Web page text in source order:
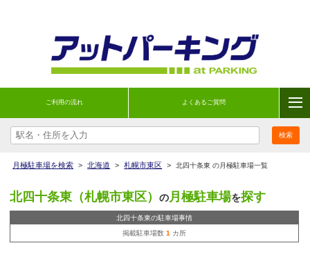
ご利用の流れ よくあるご質問
月極駐車場を検索 > 北海道 > 札幌市東区 > 北四十条東 の月極駐車場一覧
北四十条東（札幌市東区） の月極駐車場を探す
北四十条東の駐車場事情
掲載駐車場数 1 カ所